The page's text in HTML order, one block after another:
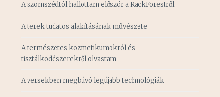
A szomszédtól hallottam először a RackForestről
A terek tudatos alakításának művészete
A természetes kozmetikumokról és
tisztálkodószerekről olvastam
A versekben megbúvó legújabb technológiák